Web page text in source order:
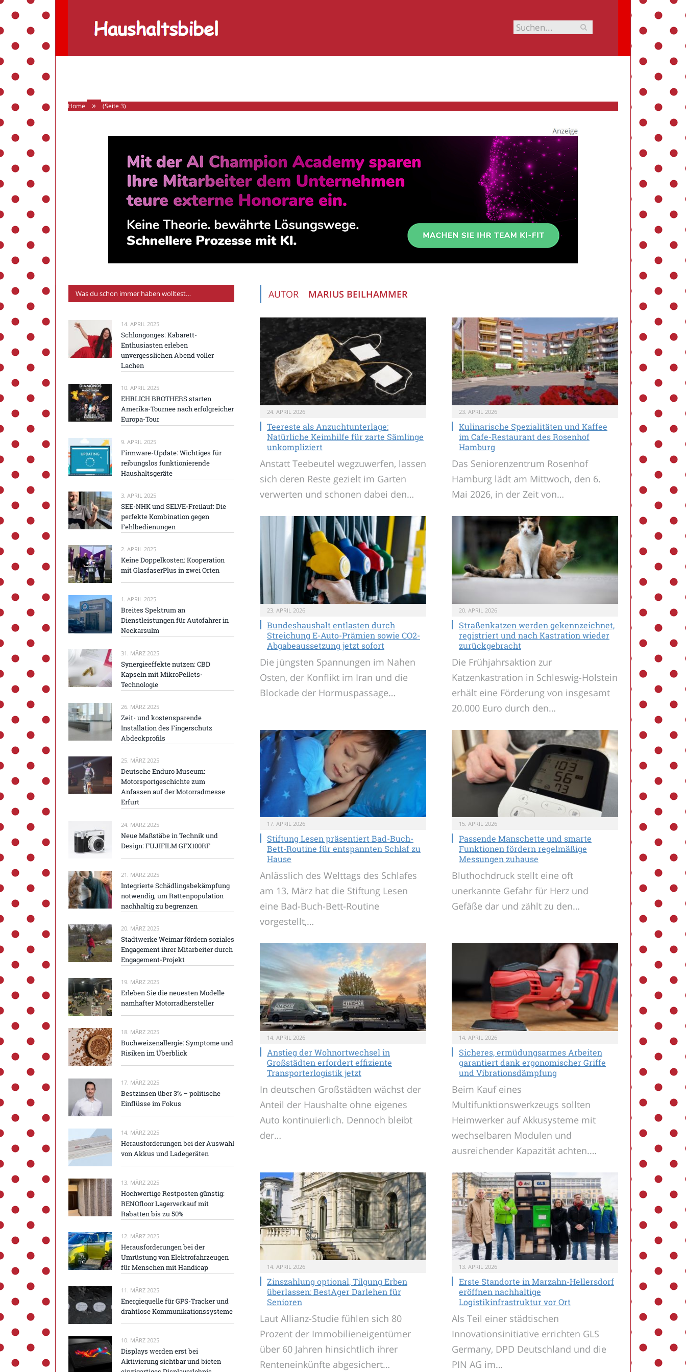
Home » (Seite 3)
AUTOR MARIUS BEILHAMMER
24. APRIL 2026
Teereste als Anzuchtunterlage:
Natürliche Keimhilfe für zarte Sämlinge
unkompliziert
Anstatt Teebeutel wegzuwerfen, lassen
sich deren Reste gezielt im Garten
verwerten und schonen dabei den…
23. APRIL 2026
Kulinarische Spezialitäten und Kaffee
im Cafe-Restaurant des Rosenhof
Hamburg
Das Seniorenzentrum Rosenhof
Hamburg lädt am Mittwoch, den 6.
Mai 2026, in der Zeit von…
23. APRIL 2026
Bundeshaushalt entlasten durch
Streichung E-Auto-Prämien sowie CO2-
Abgabeaussetzung jetzt sofort
Die jüngsten Spannungen im Nahen
Osten, der Konflikt im Iran und die
Blockade der Hormuspassage…
20. APRIL 2026
Straßenkatzen werden gekennzeichnet,
registriert und nach Kastration wieder
zurückgebracht
Die Frühjahrsaktion zur
Katzenkastration in Schleswig-Holstein
erhält eine Förderung von insgesamt
20.000 Euro durch den…
17. APRIL 2026
Stiftung Lesen präsentiert Bad-Buch-
Bett-Routine für entspannten Schlaf zu
Hause
Anlässlich des Welttags des Schlafes
am 13. März hat die Stiftung Lesen
eine Bad-Buch-Bett-Routine
vorgestellt,…
15. APRIL 2026
Passende Manschette und smarte
Funktionen fördern regelmäßige
Messungen zuhause
Bluthochdruck stellt eine oft
unerkannte Gefahr für Herz und
Gefäße dar und zählt zu den…
14. APRIL 2026
Anstieg der Wohnortwechsel in
Großstädten erfordert effiziente
Transporterlogistik jetzt
In deutschen Großstädten wächst der
Anteil der Haushalte ohne eigenes
Auto kontinuierlich. Dennoch bleibt
der…
14. APRIL 2026
Sicheres, ermüdungsarmes Arbeiten
garantiert dank ergonomischer Griffe
und Vibrationsdämpfung
Beim Kauf eines
Multifunktionswerkzeugs sollten
Heimwerker auf Akkusysteme mit
wechselbaren Modulen und
ausreichender Kapazität achten.…
14. APRIL 2026
Zinszahlung optional, Tilgung Erben
überlassen: BestAger Darlehen für
Senioren
Laut Allianz-Studie fühlen sich 80
Prozent der Immobilieneigentümer
über 60 Jahren hinsichtlich ihrer
Renteneinkünfte abgesichert…
13. APRIL 2026
Erste Standorte in Marzahn-Hellersdorf
eröffnen nachhaltige
Logistikinfrastruktur vor Ort
Als Teil einer städtischen
Innovationsinitiative errichten GLS
Germany, DPD Deutschland und die
PIN AG im…
Was du schon immer haben wolltest…
14. APRIL 2025
Schlongonges: Kabarett-
Enthusiasten erleben
unvergesslichen Abend voller
Lachen
10. APRIL 2025
EHRLICH BROTHERS starten
Amerika-Tournee nach erfolgreicher
Europa-Tour
9. APRIL 2025
Firmware-Update: Wichtiges für
reibungslos funktionierende
Haushaltsgeräte
3. APRIL 2025
SEE-NHK und SELVE-Freilauf: Die
perfekte Kombination gegen
Fehlbedienungen
2. APRIL 2025
Keine Doppelkosten: Kooperation
mit GlasfaserPlus in zwei Orten
1. APRIL 2025
Breites Spektrum an
Dienstleistungen für Autofahrer in
Neckarsulm
31. MÄRZ 2025
Synergieeffekte nutzen: CBD
Kapseln mit MikroPellets-
Technologie
26. MÄRZ 2025
Zeit- und kostensparende
Installation des Fingerschutz
Abdeckprofils
25. MÄRZ 2025
Deutsche Enduro Museum:
Motorsportgeschichte zum
Anfassen auf der Motorradmesse
Erfurt
24. MÄRZ 2025
Neue Maßstäbe in Technik und
Design: FUJIFILM GFX100RF
21. MÄRZ 2025
Integrierte Schädlingsbekämpfung
notwendig, um Rattenpopulation
nachhaltig zu begrenzen
20. MÄRZ 2025
Stadtwerke Weimar fördern soziales
Engagement ihrer Mitarbeiter durch
Engagement-Projekt
19. MÄRZ 2025
Erleben Sie die neuesten Modelle
namhafter Motorradhersteller
18. MÄRZ 2025
Buchweizenallergie: Symptome und
Risiken im Überblick
17. MÄRZ 2025
Bestzinsen über 3% – politische
Einflüsse im Fokus
14. MÄRZ 2025
Herausforderungen bei der Auswahl
von Akkus und Ladegeräten
13. MÄRZ 2025
Hochwertige Restposten günstig:
RENOfloor Lagerverkauf mit
Rabatten bis zu 50%
12. MÄRZ 2025
Herausforderungen bei der
Umrüstung von Elektrofahrzeugen
für Menschen mit Handicap
11. MÄRZ 2025
Energiequelle für GPS-Tracker und
drahtlose Kommunikationssysteme
10. MÄRZ 2025
Displays werden erst bei
Aktivierung sichtbar und bieten